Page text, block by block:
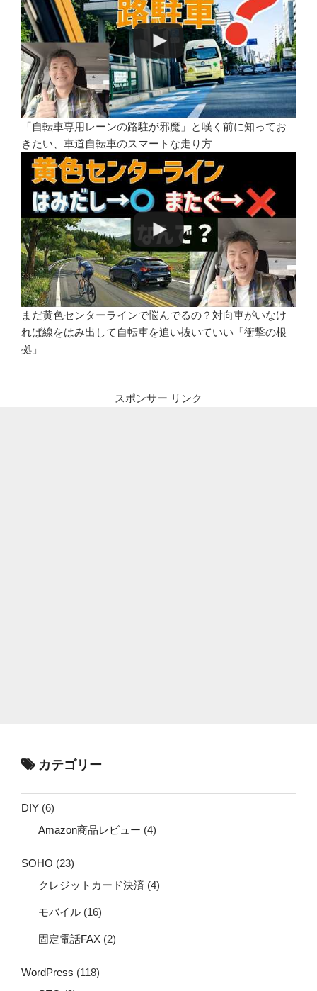
「自転車専用レーンの路駐が邪魔」と嘆く前に知ってお
きたい、車道自転車のスマートな走り方
まだ黄色センターラインで悩んでるの？対向車がいなけ
れば線をはみ出して自転車を追い抜いていい「衝撃の根
拠」
スポンサー リンク
カテゴリー
DIY (6)
Amazon商品レビュー (4)
SOHO (23)
クレジットカード決済 (4)
モバイル (16)
固定電話FAX (2)
WordPress (118)